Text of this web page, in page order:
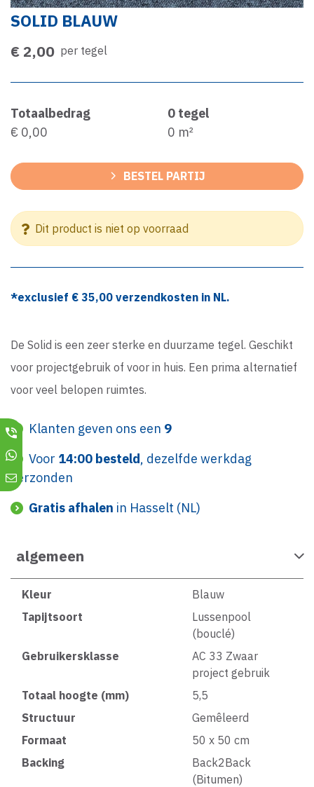
SOLID BLAUW
€ 2,00 per tegel
Totaalbedrag
€ 0,00
0 tegel
0 m²
BESTEL PARTIJ
Dit product is niet op voorraad
*exclusief € 35,00 verzendkosten in NL.
De Solid is een zeer sterke en duurzame tegel. Geschikt
voor projectgebruik of voor in huis. Een prima alternatief
voor veel belopen ruimtes.
Klanten geven ons een 9
Voor 14:00 besteld, dezelfde werkdag
verzonden
Gratis afhalen in Hasselt (NL)
algemeen
Kleur
Blauw
Tapijtsoort
Lussenpool
(bouclé)
Gebruikersklasse
AC 33 Zwaar
project gebruik
Totaal hoogte (mm)
5,5
Structuur
Gemêleerd
Formaat
50 x 50 cm
Backing
Back2Back
(Bitumen)